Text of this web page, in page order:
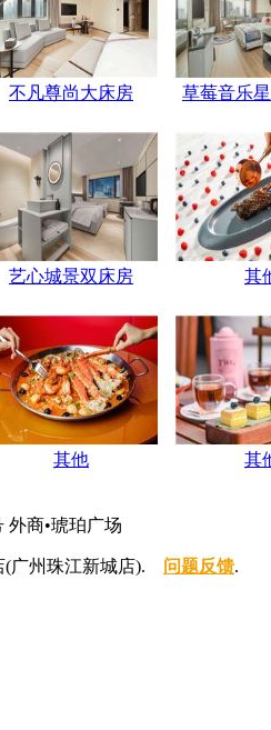
不凡尊尚大床房 草莓音乐
艺心城景双床房 其
其他 其
外商•琥珀广场
(广州珠江新城店). 问题反馈.